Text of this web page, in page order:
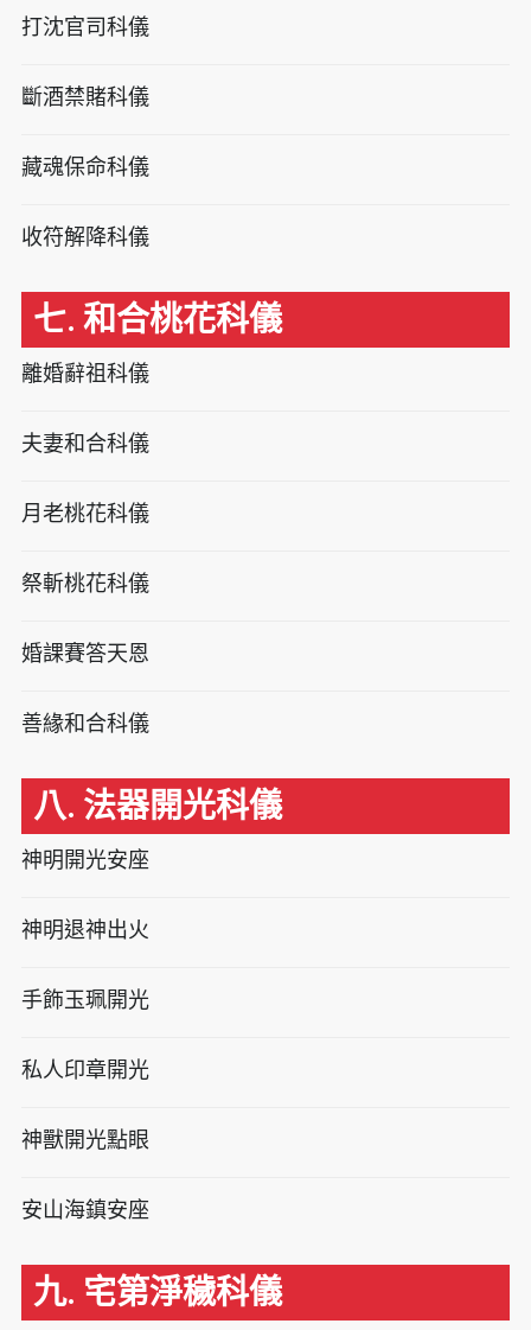
打沈官司科儀
斷酒禁賭科儀
藏魂保命科儀
收符解降科儀
七. 和合桃花科儀
離婚辭祖科儀
夫妻和合科儀
月老桃花科儀
祭斬桃花科儀
婚課賽答天恩
善緣和合科儀
八. 法器開光科儀
神明開光安座
神明退神出火
手飾玉珮開光
私人印章開光
神獸開光點眼
安山海鎮安座
九. 宅第淨穢科儀